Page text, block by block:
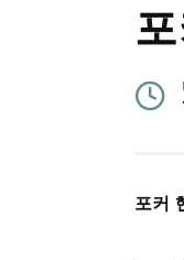
포커